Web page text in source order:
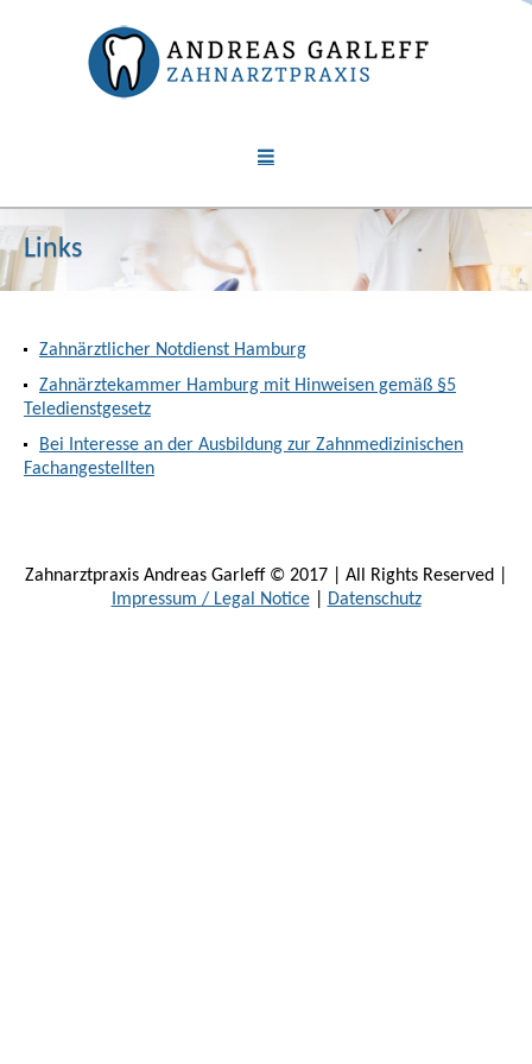
Links
Zahnärztlicher Notdienst Hamburg
Zahnärztekammer Hamburg mit Hinweisen gemäß §5
Teledienstgesetz
Bei Interesse an der Ausbildung zur Zahnmedizinischen
Fachangestellten
Zahnarztpraxis Andreas Garleff © 2017 | All Rights Reserved |
Impressum / Legal Notice| Datenschutz